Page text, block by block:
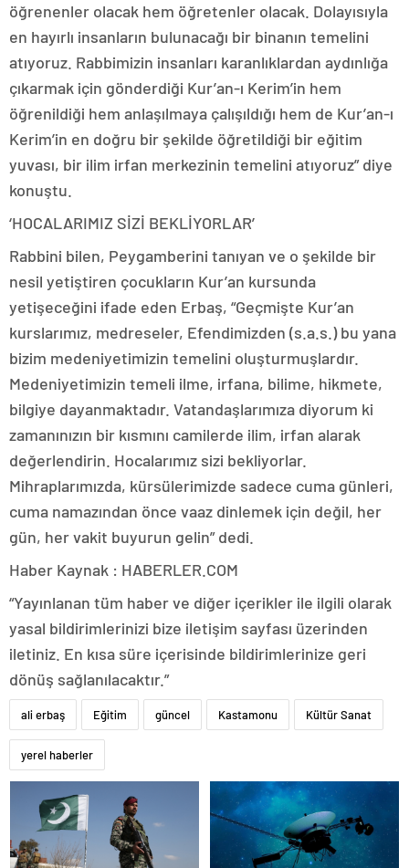
öğrenenler olacak hem öğretenler olacak. Dolayısıyla
en hayırlı insanların bulunacağı bir binanın temelini
atıyoruz. Rabbimizin insanları karanlıklardan aydınlığa
çıkarmak için gönderdiği Kur’an-ı Kerim’in hem
öğrenildiği hem anlaşılmaya çalışıldığı hem de Kur’an-ı
Kerim’in en doğru bir şekilde öğretildiği bir eğitim
yuvası, bir ilim irfan merkezinin temelini atıyoruz” diye
konuştu.
‘HOCALARIMIZ SİZİ BEKLİYORLAR’
Rabbini bilen, Peygamberini tanıyan ve o şekilde bir
nesil yetiştiren çocukların Kur’an kursunda
yetişeceğini ifade eden Erbaş, “Geçmişte Kur’an
kurslarımız, medreseler, Efendimizden (s.a.s.) bu yana
bizim medeniyetimizin temelini oluşturmuşlardır.
Medeniyetimizin temeli ilme, irfana, bilime, hikmete,
bilgiye dayanmaktadır. Vatandaşlarımıza diyorum ki
zamanınızın bir kısmını camilerde ilim, irfan alarak
değerlendirin. Hocalarımız sizi bekliyorlar.
Mihraplarımızda, kürsülerimizde sadece cuma günleri,
cuma namazından önce vaaz dinlemek için değil, her
gün, her vakit buyurun gelin” dedi.
Haber Kaynak : HABERLER.COM
“Yayınlanan tüm haber ve diğer içerikler ile ilgili olarak
yasal bildirimlerinizi bize iletişim sayfası üzerinden
iletiniz. En kısa süre içerisinde bildirimlerinize geri
dönüş sağlanılacaktır.”
ali erbaş Eğitim güncel Kastamonu Kültür Sanat
yerel haberler